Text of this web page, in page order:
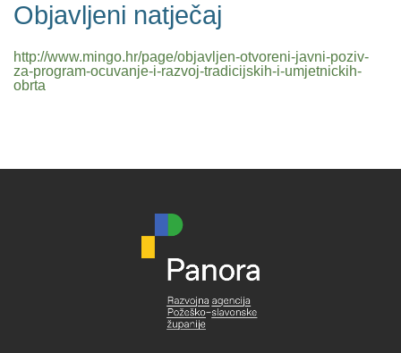
Objavljeni natječaj
http://www.mingo.hr/page/objavljen-otvoreni-javni-poziv-
za-program-ocuvanje-i-razvoj-tradicijskih-i-umjetnickih-
obrta